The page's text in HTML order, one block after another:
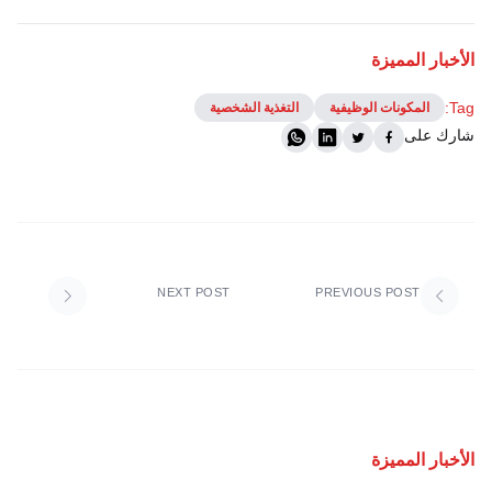
الأخبار المميزة
Tag: المكونات الوظيفية التغذية الشخصية
شارك على
PREVIOUS POST
NEXT POST
الأخبار المميزة